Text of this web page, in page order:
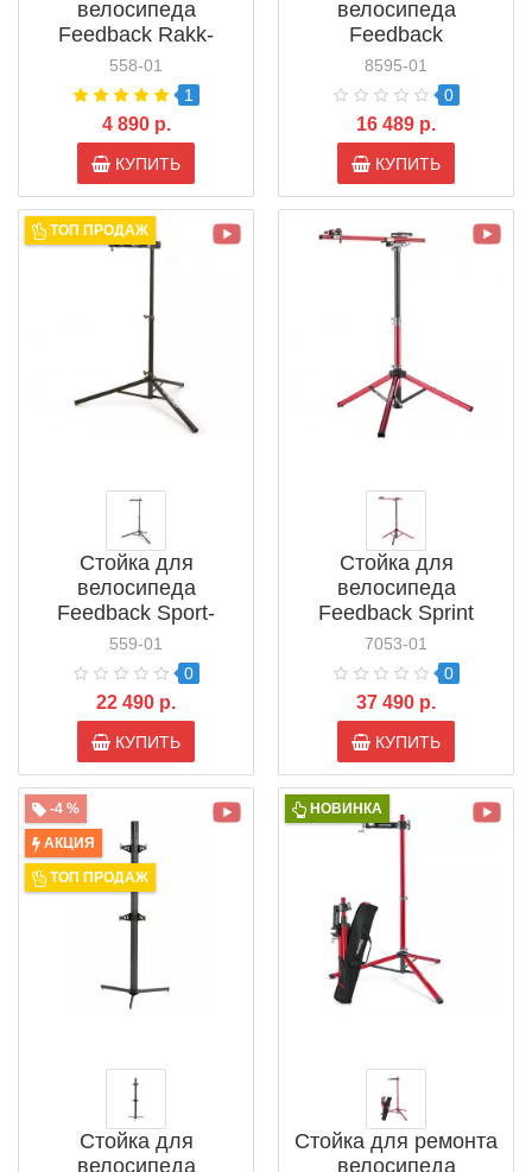
велосипеда
Feedback Rakk-
Bicycle Display /
Storage Stand
558-01
1
4 890 р.
КУПИТЬ
велосипеда
Feedback
Recreational Repair
Stand (16896)
8595-01
0
16 489 р.
КУПИТЬ
ТОП ПРОДАЖ
Стойка для
велосипеда
Feedback Sport-
Mechanic Repair
Stand (16413)
559-01
0
22 490 р.
КУПИТЬ
Стойка для
велосипеда
Feedback Sprint
Repair Dropout Style
Bike Work Stand
7053-01
0
37 490 р.
КУПИТЬ
-4 %
АКЦИЯ
ТОП ПРОДАЖ
Стойка для
велосипеда
НОВИНКА
Стойка для ремонта
велосипеда